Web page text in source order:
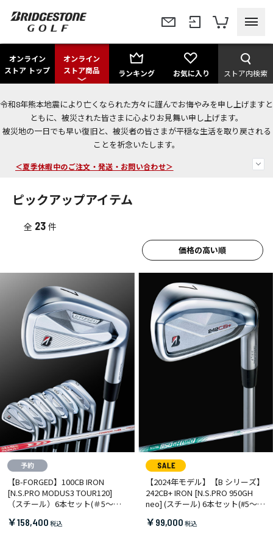
オンライン
ストア トップ
オンライン
ストア商品
ランキング お気に入り ストア内検索
令和8年熊本地震により亡くなられた方々に謹んでお悔やみを申し上げますと
ともに、被災された皆さまに心よりお見舞い申し上げます。
被災地の一日でも早い復旧と、被災者の皆さまが平穏な生活を取り戻される
ことを祈念いたします。
今なら新規会員登録で1,000円OFFクーポンプレゼント！
＜商品配送に関するお知らせ＞
＜夏季休暇中のご注文・発送・お問い合わせ＞
ピックアップアイテム
価格の高い順
全 23 件
【B-FORGED】100CB IRON
[N.S.PRO MODUS3 TOUR120]
（スチール）6本セット(＃5～
￥158,400
【2024年モデル】【B シリーズ】
242CB+ IRON [N.S.PRO 950GH
neo] (スチール) 6本セット(#5～
￥99,000